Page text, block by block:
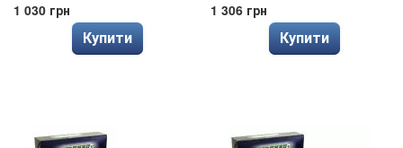
1 030 грн
Купити
1 306 грн
Купити